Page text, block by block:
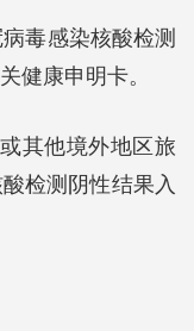
毒感染核酸检测
健康申明卡。
其他境外地区旅
检测阴性结果入